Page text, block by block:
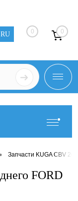
RU 0 0
Запчасти KUGA CBV
FORD